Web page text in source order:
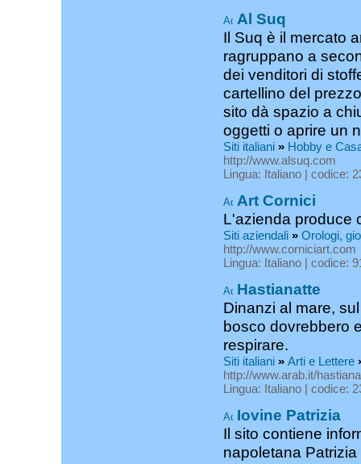
Al Suq
Il Suq è il mercato
ragruppano a
dei venditori di
cartellino del
sito dà spazio a
oggetti o aprire un
Siti italiani » Hobby e
http://www.alsuq.com
Lingua: Italiano | codice:
Art Cornici
L'azienda produce
Siti aziendali » Orologi,
http://www.corniciart.com
Lingua: Italiano | codice:
Hastianatte
Dinanzi al mare,
bosco dovrebbero
respirare.
Siti italiani » Arti e Lettere
http://www.arab.it/
Lingua: Italiano | codice:
Iovine Patrizia
Il sito contiene
napoletana Patrizia